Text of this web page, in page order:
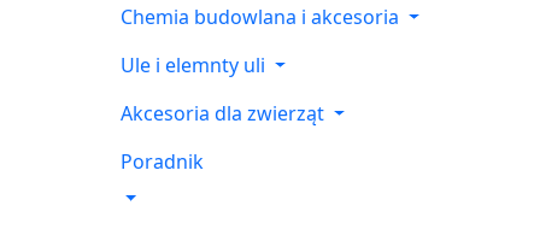
Chemia budowlana i akcesoria
Ule i elemnty uli
Akcesoria dla zwierząt
Poradnik